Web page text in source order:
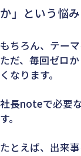
か」という悩み
もちろん、テー
ただ、毎回ゼロ
くなります。
社長noteで必要
す。
たとえば、出来